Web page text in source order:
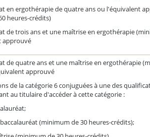
en ergothérapie de quatre ans ou l'équivalent
heures-crédits)
de trois ans et une maîtrise en ergothérapie
approuvé
de quatre ans et une maîtrise en ergothérapie
approuvé
de la catégorie 6 conjuguées à une des
au titulaire d'accéder à cette catégorie :
(minimum de 30 heures-crédits);